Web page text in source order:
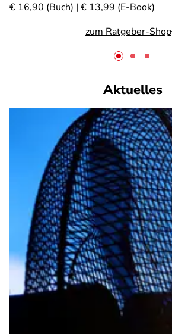
€ 16,90 (Buch) | € 13,99 (E-Book)
zum Ratgeber-Shop
Aktuelles